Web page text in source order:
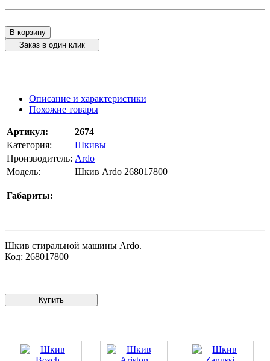
В корзину
Заказ в один клик
Описание и характеристики
Похожие товары
Артикул:
2674
Категория:
Шкивы
Производитель: Ardo
Модель:
Шкив Ardo 268017800
Габариты:
Шкив стиральной машины Ardo.
Код: 268017800